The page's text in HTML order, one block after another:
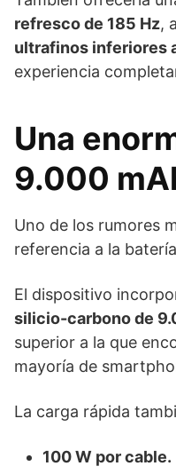
refresco de 185 Hz,
ultrafinos inferiores
experiencia
Una
9.000
Uno de los rumores
referencia a la
El dispositivo
silicio-carbono de
superior a la que
mayoría de
La carga rápida
100 W por cable.